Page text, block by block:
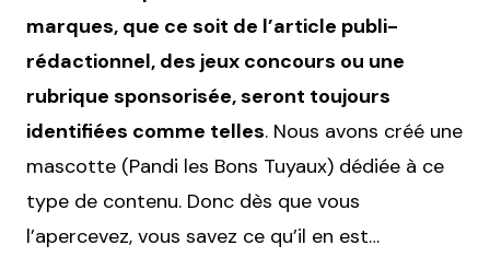
marques, que ce soit de l’article publi-
rédactionnel, des jeux concours ou une
rubrique sponsorisée, seront toujours
identifiées comme telles. Nous avons créé une
mascotte (Pandi les Bons Tuyaux) dédiée à ce
type de contenu. Donc dès que vous
l’apercevez, vous savez ce qu’il en est…